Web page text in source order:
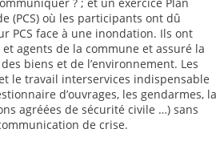
(PCS) où les participants ont dû
PCS face à une inondation. Ils ont
agents de la commune et assuré la
biens et de l’environnement. Les
le travail interservices indispensable
d’ouvrages, les gendarmes, la
agréées de sécurité civile …) sans
de crise.